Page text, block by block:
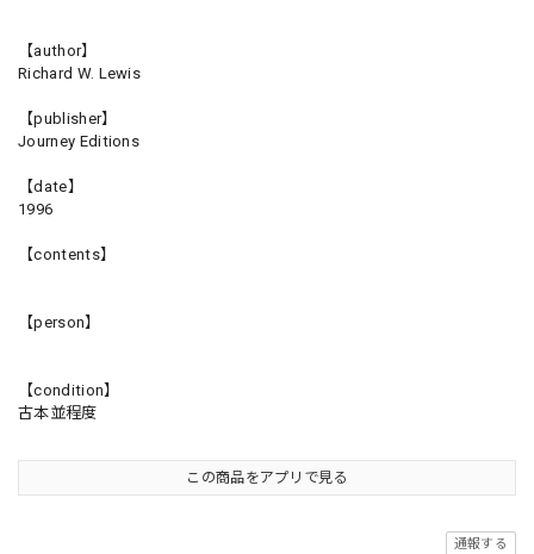
【author】
Richard W. Lewis
【publisher】
Journey Editions
【date】
1996
【contents】
【person】
【condition】
古本並程度
この商品をアプリで見る
通報する